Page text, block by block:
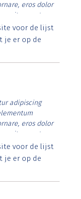
eros dolor
vitae erat.
rutrum lorem
posuere.
voor de lijst
je er op de
adipiscing
eros dolor
vitae erat.
rutrum lorem
posuere.
voor de lijst
je er op de